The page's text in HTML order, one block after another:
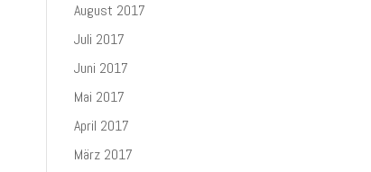
August 2017
Juli 2017
Juni 2017
Mai 2017
April 2017
März 2017